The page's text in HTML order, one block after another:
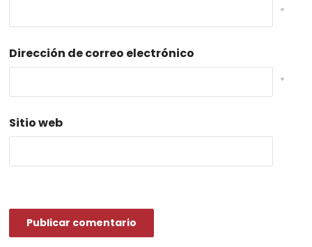
*
Dirección de correo electrónico
*
Sitio web